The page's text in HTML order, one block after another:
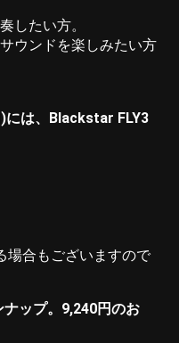
したい方。
ウンドを楽しみたい方
には、Blackstar FLY3
場合もございますので
ップ。9,240円のお